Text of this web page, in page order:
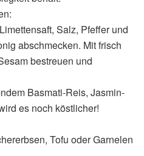
Salz, Pfeffer und
abschmecken. Mit frisch
bestreuen und
Basmati-Reis, Jasmin-
es noch köstlicher!
Tofu oder Garnelen